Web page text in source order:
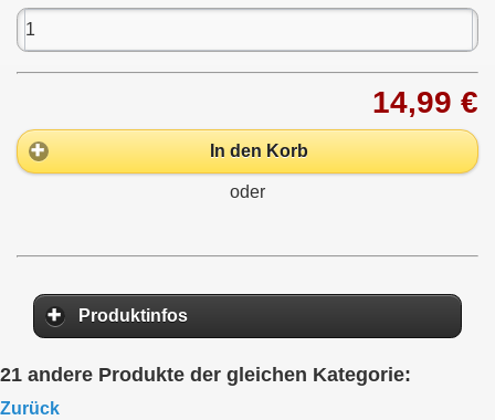
14,99 €
In den Korb
oder
Produktinfos
21 andere Produkte der gleichen Kategorie:
Zurück